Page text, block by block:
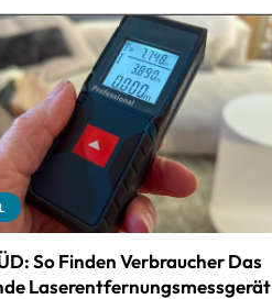
So Finden Verbraucher Das
Laserentfernungsmessgerät